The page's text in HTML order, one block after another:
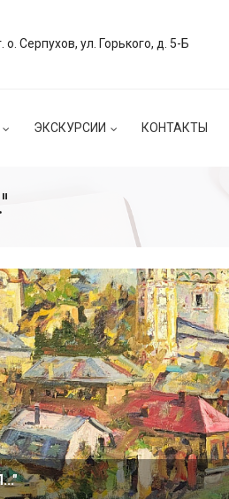
о. Серпухов, ул. Горького, д. 5-Б
ЭКСКУРСИИ КОНТАКТЫ